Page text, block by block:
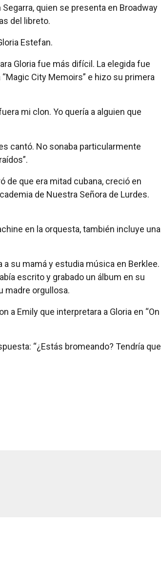
quien se presenta en Broadway
del libreto.
Estefan.
Gloria fue más difícil. La elegida fue
City Memoirs” e hizo su primera
mi clon. Yo quería a alguien que
cantó. No sonaba particularmente
de que era mitad cubana, creció en
de Nuestra Señora de Lurdes.
en la orquesta, también incluye una
su mamá y estudia música en Berklee.
escrito y grabado un álbum en su
madre orgullosa.
a Emily que interpretara a Gloria en “On
“¿Estás bromeando? Tendría que